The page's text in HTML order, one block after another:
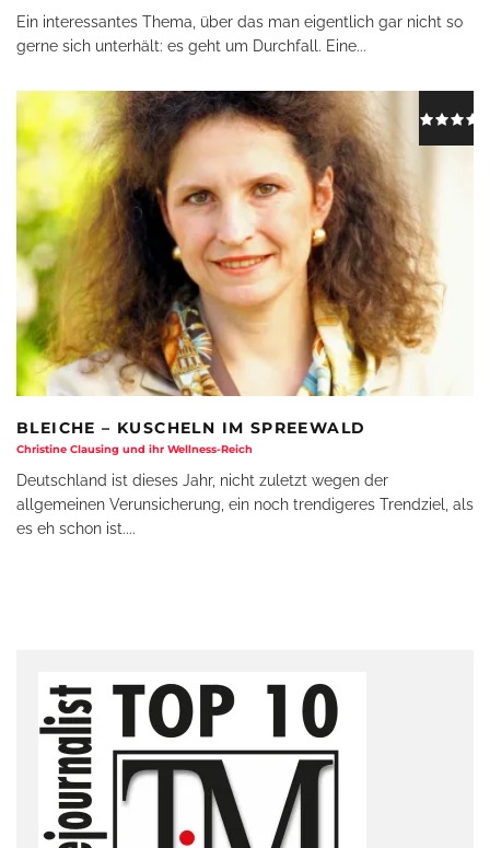
Ein interessantes Thema, über das man eigentlich gar nicht so
gerne sich unterhält: es geht um Durchfall. Eine...
BLEICHE – KUSCHELN IM SPREEWALD
Christine Clausing und ihr Wellness-Reich
Deutschland ist dieses Jahr, nicht zuletzt wegen der
allgemeinen Verunsicherung, ein noch trendigeres Trendziel, als
es eh schon ist....